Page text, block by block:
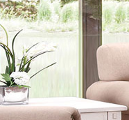
企业
蜜柚
风